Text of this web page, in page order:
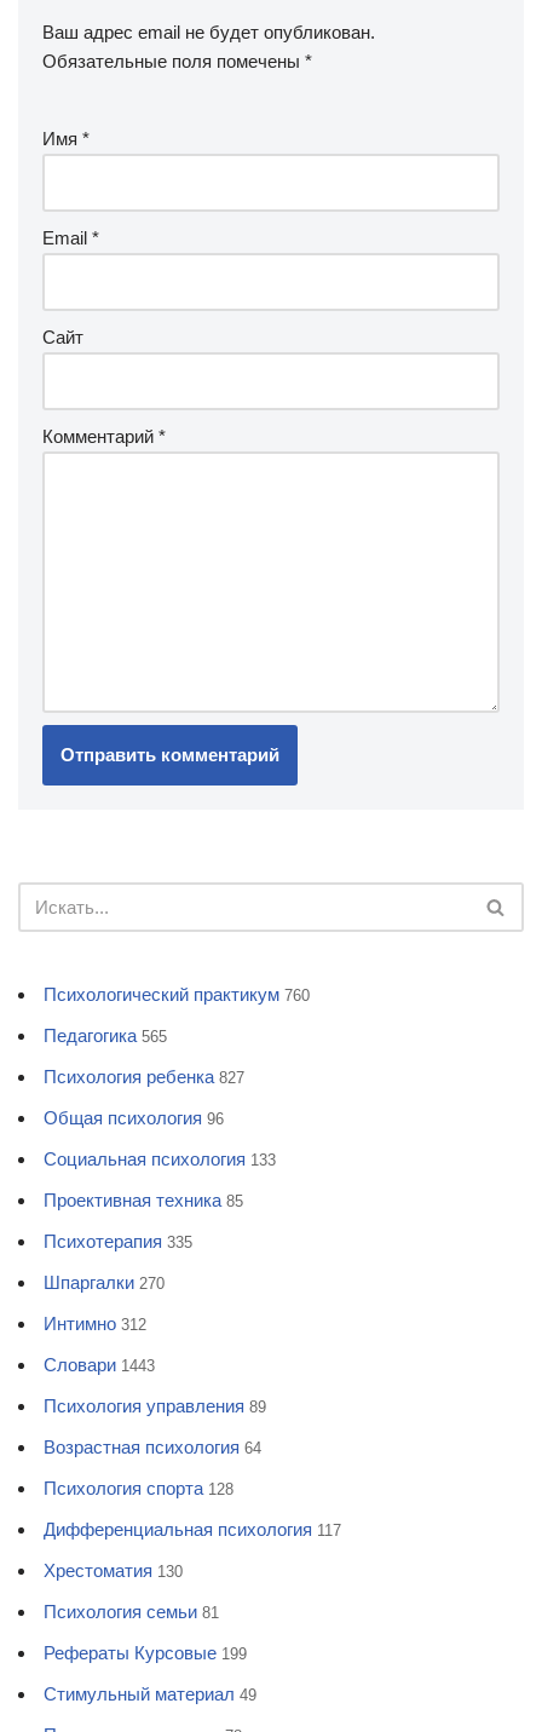
Ваш адрес email не будет опубликован.
Обязательные поля помечены *
Имя *
Email *
Сайт
Комментарий *
Психологический практикум 760
Педагогика 565
Психология ребенка 827
Общая психология 96
Социальная психология 133
Проективная техника 85
Психотерапия 335
Шпаргалки 270
Интимно 312
Словари 1443
Психология управления 89
Возрастная психология 64
Психология спорта 128
Дифференциальная психология 117
Хрестоматия 130
Психология семьи 81
Рефераты Курсовые 199
Стимульный материал 49